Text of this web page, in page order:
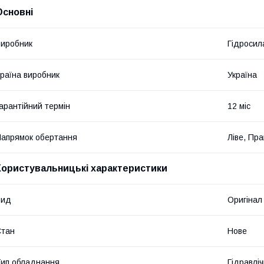
виробник Україна
термін 12 міс
обертання Ліве,
характеристики
Оригінал
Нове